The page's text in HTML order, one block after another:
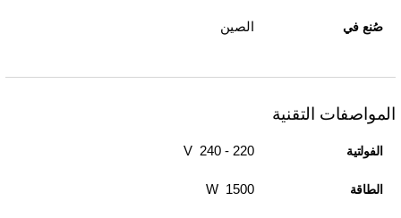
صُنع في الصين
المواصفات التقنية
الفولتية 220 - 240 V
الطاقة 1500 W